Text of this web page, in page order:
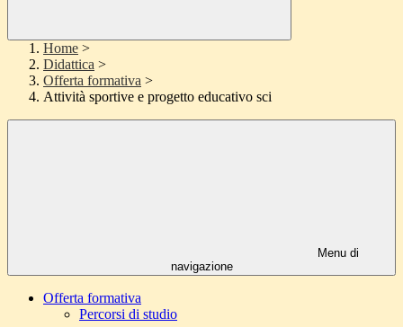
Home >
Didattica >
Offerta formativa >
Attività sportive e progetto educativo sci
Menu di
navigazione
Offerta formativa
Percorsi di studio